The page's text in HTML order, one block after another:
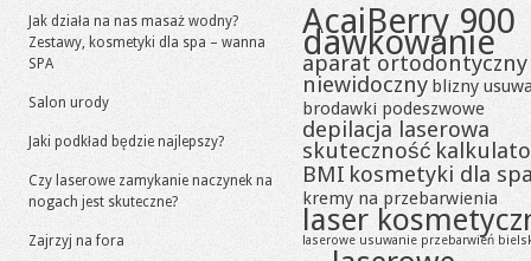
Jak działa na nas masaż wodny?
Zestawy, kosmetyki dla spa – wanna
SPA
Salon urody
Jaki podkład będzie najlepszy?
Czy laserowe zamykanie naczynek na
nogach jest skuteczne?
Zajrzyj na fora
AcaiBerry 900
dawkowanie
aparat ortodontyczny
niewidoczny blizny
brodawki podeszwowe
depilacja laserowa
skuteczność
BMI kosmetyki dla
kremy na przebarwienia
laser
laserowe usuwanie przebarwień